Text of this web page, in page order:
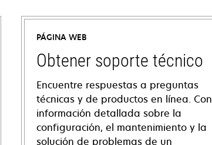
PÁGINA WEB
Obtener soporte técnico
Encuentre respuestas a preguntas
técnicas y de productos en línea. Con
información detallada sobre la
configuración, el mantenimiento y la
solución de problemas de un